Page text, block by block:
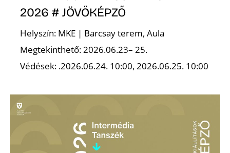
2026 # JÖVŐKÉPZŐ
Helyszín: MKE | Barcsay terem, Aula
Megtekinthető: 2026.06.23– 25.
Védések: .2026.06.24. 10:00, 2026.06.25. 10:00